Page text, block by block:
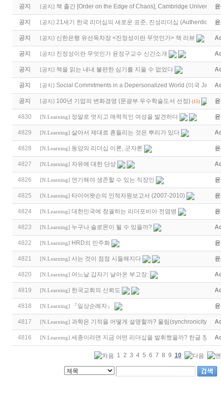
공지 [공지 ] 책 출간 [Order on the Edge of Chaos], Cambridge University
공지 [공지 ] 21세기 한국 리더십의 새로운 표준, 진성리더십 (Authentic
공지 [공지 ] 신한은행 유선옥차장 <진정성이란 무엇인가> 책 리뷰
공지 [공지 ] 진정성이란 무엇인가 윤정구교수 신간소개
공지 [공지 ] 책을 읽는 내내 불편한 심기를 지울 수 없었다
공지 [공지 ] Social Commitments in a Depersonalized World (미국 Jame
공지 [공지 ] 100년 기업의 변화경영 (문광부 우수학술도서 선정) (15)
4830 [N.Learning] 정말로 멋지고 매력적인 여성을 발견하다
4829 [N.Learning] 살아서 제대로 흔들리는 것은 뿌리가 있다
4828 [N.Learning] 동양의 리더십 이론, 군자론
4827 [N.Learning] 자유에 대한 단상
4826 [N.Learning] 연기해야 생존할 수 있는 직장인
4825 [N.Learning] 타이어왓슨의 인적자원보고서 (2007-2010)
4824 [N.Learning] 대한민국에 창궐하는 리더포비아 전염병
4823 [N.Learning] 누구나 솔로몬이 될 수 있을까?
4822 [N.Learning] HRD의 민주화
4821 [N.Learning] 사는 것이 점점 시들해지다
4820 [N.Learning] 어느날 갑자기 날아온 부고장:
4819 [N.Learning] 한국교회의 신뢰도
4818 [N.Learning] 『일상순례자』
4817 [N.Learning] 과학은 기적을 어떻게 설명할까? 울림(synchronicity)의
4816 [N.Learning] 세종이라면 지금 어떤 리더십을 발휘했을까? 한글 창제
1 2 3 4 5 6 7 8 9 10